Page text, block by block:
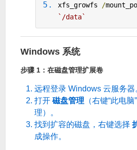
xfs_growfs
/
`/data`
Windows 系统
步骤 1：在磁盘管理扩展卷
远程登录 Windows 云服务器
打开 磁盘管理 （右键“此电
理）。
找到扩容的磁盘，右键选择
成操作。